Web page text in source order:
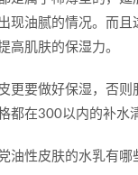
现油腻的情况。而
高肌肤的保湿力。
更要做好保湿，否
都在300以内的补水
油性皮肤的水乳有哪